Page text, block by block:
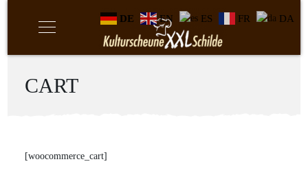
CART
[woocommerce_cart]
DE EN ES FR DA